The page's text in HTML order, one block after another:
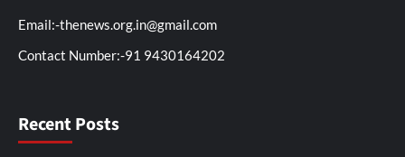
Email:-thenews.org.in@gmail.com
Contact Number:-91 9430164202
Recent Posts